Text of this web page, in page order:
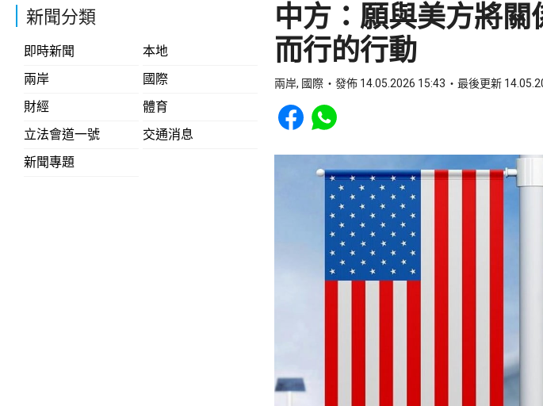
新聞分類
即時新聞
本地
兩岸
國際
財經
體育
立法會道一號
交通消息
新聞專題
中方：願與美方將
而行的行動
兩岸, 國際 發佈 14.05.2026 15:43 最後更新
Share to Facebook
Share to WhatsApp